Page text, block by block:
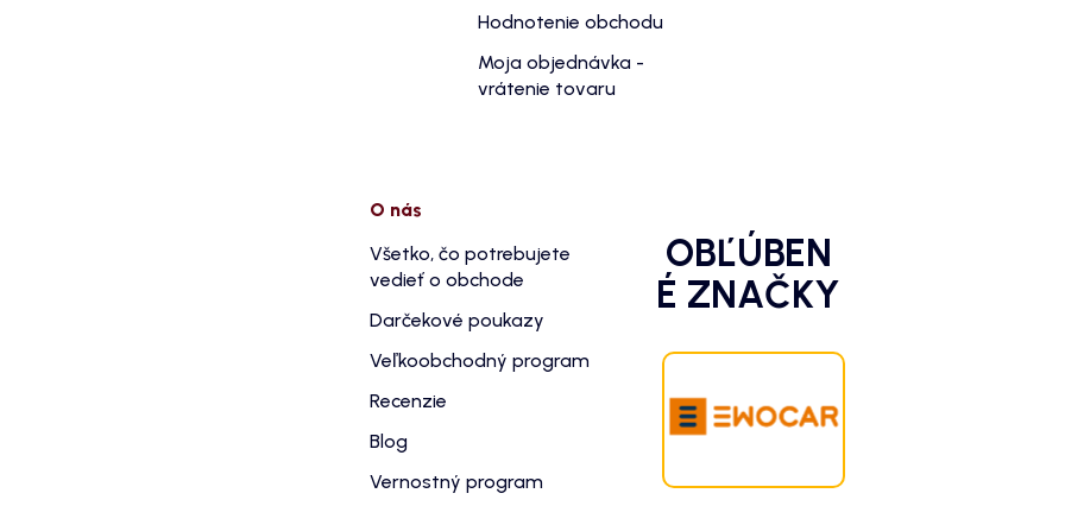
Hodnotenie obchodu
Moja objednávka -
vrátenie tovaru
O nás
Všetko, čo potrebujete
vedieť o obchode
Darčekové poukazy
Veľkoobchodný program
Recenzie
Blog
Vernostný program
OBĽÚBEN
É ZNAČKY